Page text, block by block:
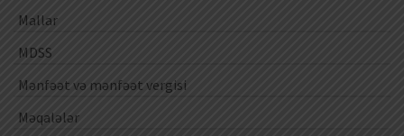
Mallar
MDSS
Mənfəət və mənfəət vergisi
Məqalələr